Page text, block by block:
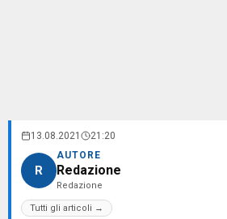
13.08.2021 21:20
R
AUTORE
Redazione
Redazione
Tutti gli articoli →